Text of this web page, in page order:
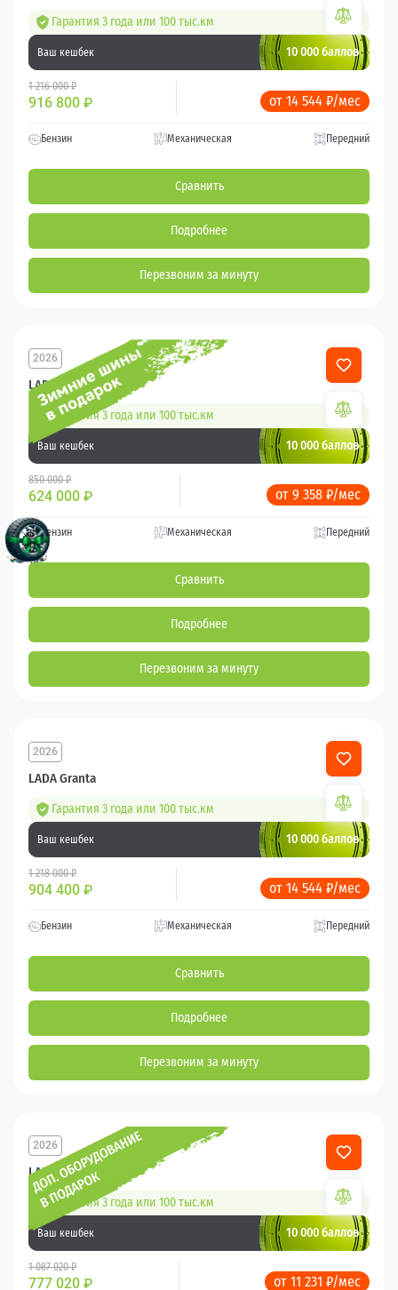
Гарантия 3 года или 100 тыс.км
Ваш кешбек 10 000 баллов
1 216 000 ₽
916 800 ₽ от 14 544 ₽/мес
Бензин Механическая Передний
Сравнить
Подробнее
Перезвоним за минуту
LADA Granta
2026
Гарантия 3 года или 100 тыс.км
Ваш кешбек 10 000 баллов
850 000 ₽
624 000 ₽ от 9 358 ₽/мес
Бензин Механическая Передний
Сравнить
Подробнее
Перезвоним за минуту
LADA Granta
2026
Гарантия 3 года или 100 тыс.км
Ваш кешбек 10 000 баллов
1 218 000 ₽
904 400 ₽ от 14 544 ₽/мес
Бензин Механическая Передний
Сравнить
Подробнее
Перезвоним за минуту
LADA Granta
2026
Гарантия 3 года или 100 тыс.км
Ваш кешбек 10 000 баллов
1 087 020 ₽
777 020 ₽ от 11 231 ₽/мес